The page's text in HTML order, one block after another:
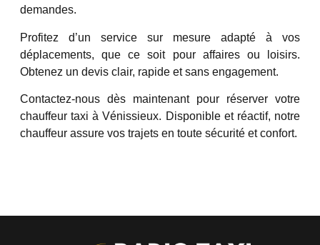
demandes.
Profitez d’un service sur mesure adapté à vos
déplacements, que ce soit pour affaires ou loisirs.
Obtenez un devis clair, rapide et sans engagement.
Contactez-nous dès maintenant pour réserver votre
chauffeur taxi à Vénissieux. Disponible et réactif, notre
chauffeur assure vos trajets en toute sécurité et confort.